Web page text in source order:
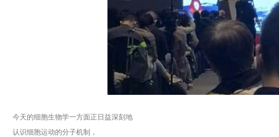
今天的细胞生物学一方面正日益深刻地
认识细胞运动的分子机制，